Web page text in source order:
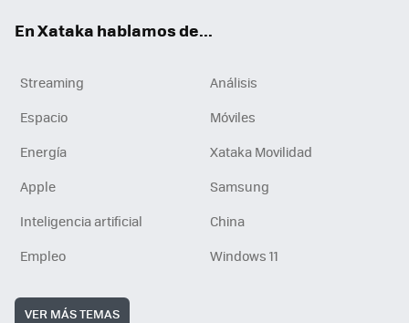
En Xataka hablamos de...
Streaming
Análisis
Espacio
Móviles
Energía
Xataka Movilidad
Apple
Samsung
Inteligencia artificial
China
Empleo
Windows 11
VER MÁS TEMAS